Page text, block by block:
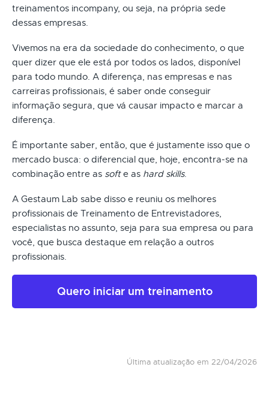
treinamentos incompany, ou seja, na própria sede
dessas empresas.
Vivemos na era da sociedade do conhecimento, o que
quer dizer que ele está por todos os lados, disponível
para todo mundo. A diferença, nas empresas e nas
carreiras profissionais, é saber onde conseguir
informação segura, que vá causar impacto e marcar a
diferença.
É importante saber, então, que é justamente isso que o
mercado busca: o diferencial que, hoje, encontra-se na
combinação entre as softe as hard skills.
A Gestaum Lab sabe disso e reuniu os melhores
profissionais de Treinamento de Entrevistadores,
especialistas no assunto, seja para sua empresa ou para
você, que busca destaque em relação a outros
profissionais.
Quero iniciar um treinamento
Última atualização em 22/04/2026